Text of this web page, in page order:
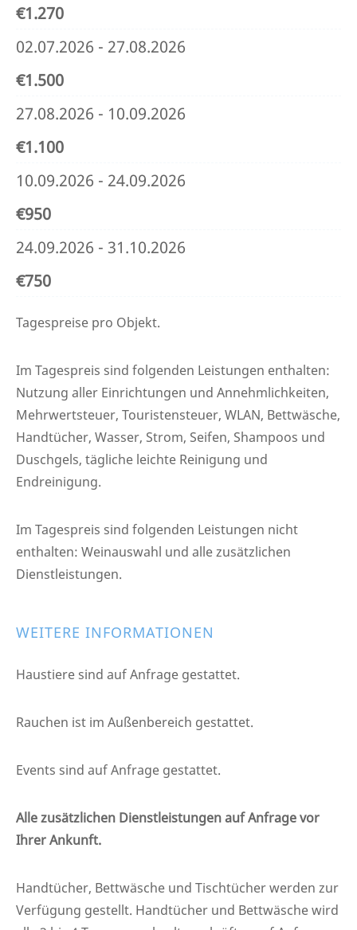
€1.270
02.07.2026 - 27.08.2026
€1.500
27.08.2026 - 10.09.2026
€1.100
10.09.2026 - 24.09.2026
€950
24.09.2026 - 31.10.2026
€750
Tagespreise pro Objekt.
Im Tagespreis sind folgenden Leistungen enthalten:
Nutzung aller Einrichtungen und Annehmlichkeiten,
Mehrwertsteuer, Touristensteuer, WLAN, Bettwäsche,
Handtücher, Wasser, Strom, Seifen, Shampoos und
Duschgels, tägliche leichte Reinigung und
Endreinigung.
Im Tagespreis sind folgenden Leistungen nicht
enthalten: Weinauswahl und alle zusätzlichen
Dienstleistungen.
WEITERE INFORMATIONEN
Haustiere sind auf Anfrage gestattet.
Rauchen ist im Außenbereich gestattet.
Events sind auf Anfrage gestattet.
Alle zusätzlichen Dienstleistungen auf Anfrage vor
Ihrer Ankunft.
Handtücher, Bettwäsche und Tischtücher werden zur
Verfügung gestellt. Handtücher und Bettwäsche wird